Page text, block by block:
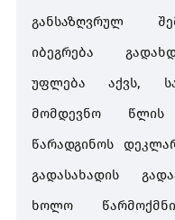
განსაზღვრულ
იბეგრება
უფლება აქვს,
მომდევნო
წარადგინოს
გადასახადის
ხოლო